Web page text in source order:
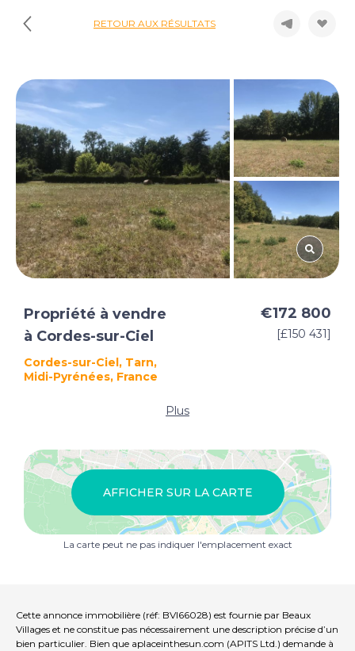
RETOUR AUX RÉSULTATS
Propriété à vendre
à Cordes-sur-Ciel
Cordes-sur-Ciel, Tarn,
Midi-Pyrénées, France
€172 800
[£150 431]
Plus
AFFICHER SUR LA CARTE
La carte peut ne pas indiquer l'emplacement exact
Cette annonce immobilière (réf: BVI66028) est fournie par Beaux
Villages et ne constitue pas nécessairement une description précise d’un
bien particulier. Bien que aplaceinthesun.com (APITS Ltd.) demande à